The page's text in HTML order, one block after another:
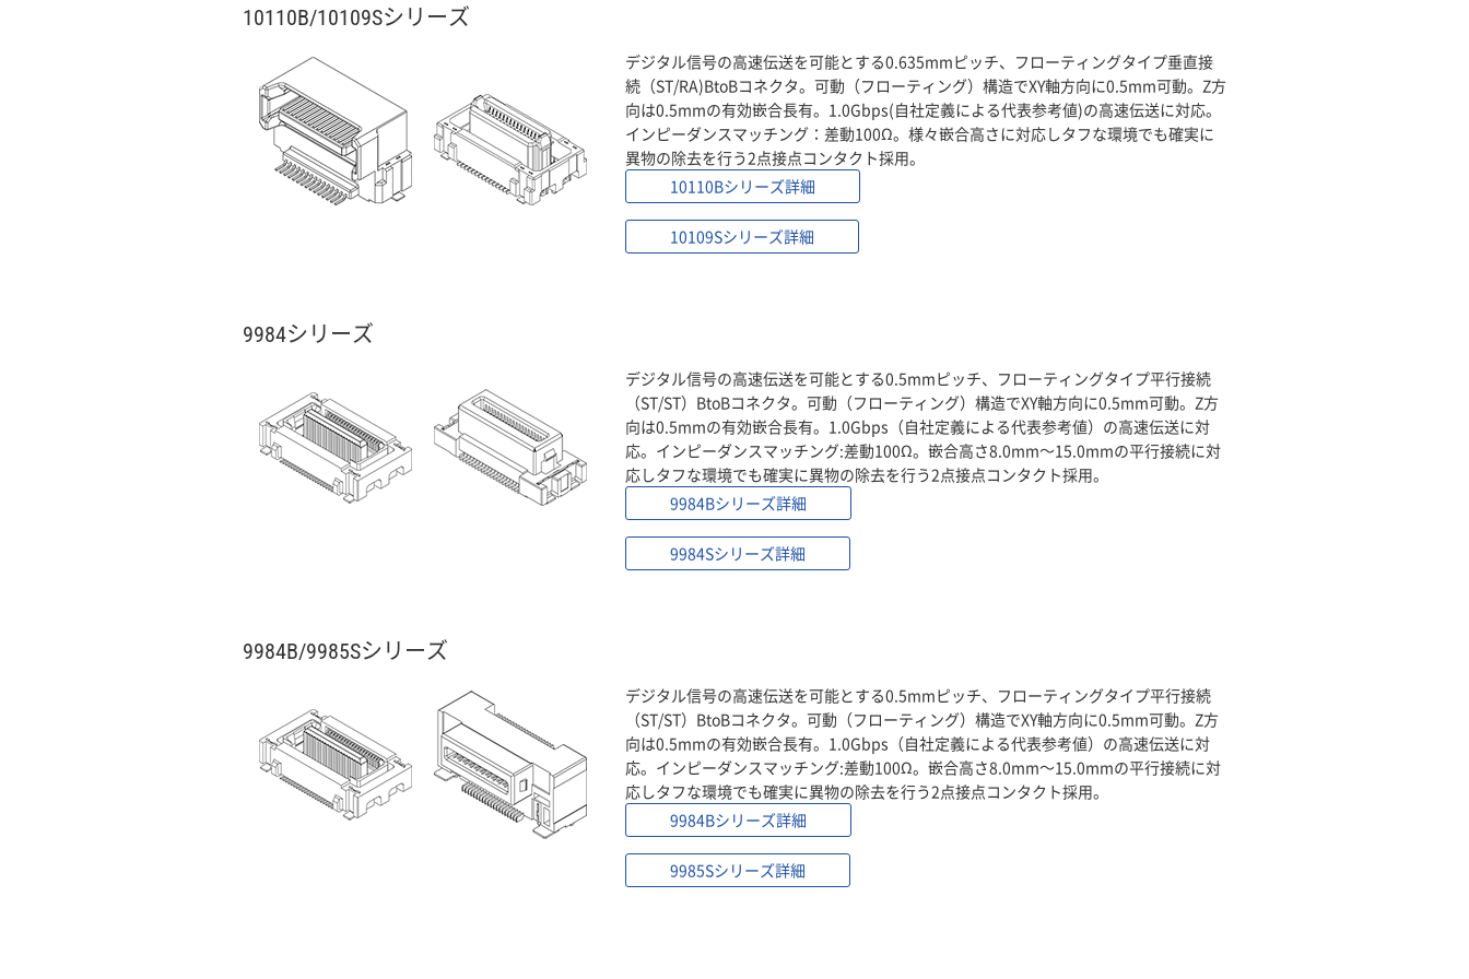
10110B/10109Sシリーズ
デジタル信号の高速伝送を可能とする0.635mmピッチ、フローティングタイプ垂直接
続（ST/RA)BtoBコネクタ。可動（フローティング）構造でXY軸方向に0.5mm可動。Z方
向は0.5mmの有効嵌合長有。1.0Gbps(自社定義による代表参考値)の高速伝送に対応。
インピーダンスマッチング：差動100Ω。様々嵌合高さに対応しタフな環境でも確実に
異物の除去を行う2点接点コンタクト採用。
10110Bシリーズ詳細
10109Sシリーズ詳細
9984シリーズ
デジタル信号の高速伝送を可能とする0.5mmピッチ、フローティングタイプ平行接続
（ST/ST）BtoBコネクタ。可動（フローティング）構造でXY軸方向に0.5mm可動。Z方
向は0.5mmの有効嵌合長有。1.0Gbps（自社定義による代表参考値）の高速伝送に対
応。インピーダンスマッチング:差動100Ω。嵌合高さ8.0mm～15.0mmの平行接続に対
応しタフな環境でも確実に異物の除去を行う2点接点コンタクト採用。
9984Bシリーズ詳細
9984Sシリーズ詳細
9984B/9985Sシリーズ
デジタル信号の高速伝送を可能とする0.5mmピッチ、フローティングタイプ平行接続
（ST/ST）BtoBコネクタ。可動（フローティング）構造でXY軸方向に0.5mm可動。Z方
向は0.5mmの有効嵌合長有。1.0Gbps（自社定義による代表参考値）の高速伝送に対
応。インピーダンスマッチング:差動100Ω。嵌合高さ8.0mm～15.0mmの平行接続に対
応しタフな環境でも確実に異物の除去を行う2点接点コンタクト採用。
9984Bシリーズ詳細
9985Sシリーズ詳細